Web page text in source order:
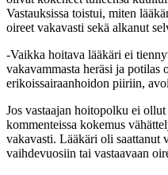
Vastauksissa toistui, miten
oireet vakavasti sekä alkanut
-Vaikka hoitava lääkäri ei
vakavammasta heräsi ja
erikoissairaanhoidon piiriin,
Jos vastaajan hoitopolku ei
kommenteissa kokemus
vakavasti. Lääkäri oli
vaihdevuosiin tai vastaavaan